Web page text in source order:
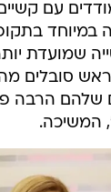
עם
במיוחד
שמועדת
סובלים
שלהם הרבה
המשיכה.